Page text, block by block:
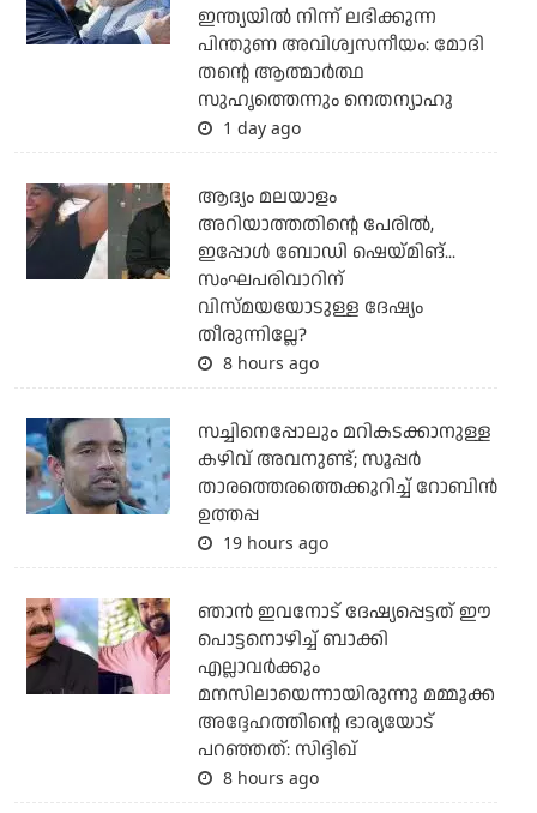
ഇന്ത്യയില്‍ നിന്ന് ലഭിക്കുന്ന
പിന്തുണ അവിശ്വസനീയം: മോദി
തന്റെ ആത്മാര്‍ത്ഥ
സുഹൃത്തെന്നും നെതന്യാഹു
1 day ago
ആദ്യം മലയാളം
അറിയാത്തതിന്റെ പേരില്‍,
ഇപ്പോള്‍ ബോഡി ഷെയ്മിങ്...
സംഘപരിവാറിന്
വിസ്മയയോടുള്ള ദേഷ്യം
തീരുന്നില്ലേ?
8 hours ago
സച്ചിനെപ്പോലും മറികടക്കാനുള്ള
കഴിവ് അവനുണ്ട്; സൂപ്പര്‍
താരത്തെരത്തെക്കുറിച്ച് റോബിന്‍
ഉത്തപ്പ
19 hours ago
ഞാന്‍ ഇവനോട് ദേഷ്യപ്പെട്ടത് ഈ
പൊട്ടനൊഴിച്ച് ബാക്കി
എല്ലാവര്‍ക്കും
മനസിലായെന്നായിരുന്നു മമ്മൂക്ക
അദ്ദേഹത്തിന്റെ ഭാര്യയോട്
പറഞ്ഞത്: സിദ്ദിഖ്
8 hours ago